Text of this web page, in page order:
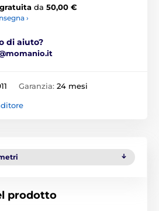
da 50,00 €
›
di aiuto?
Garanzia: 24 mesi
prodotto